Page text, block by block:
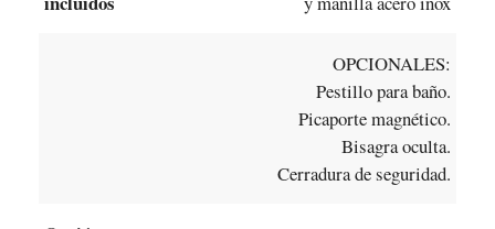
OPCIONALES:
Pestillo para baño.
Picaporte magnético.
Bisagra oculta.
Cerradura de seguridad.